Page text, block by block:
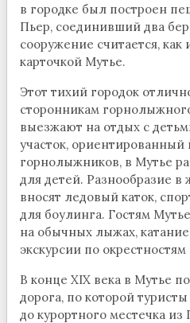
в городке был построен
Пьер, соединивший два
сооружение считается, как
карточкой Мутье.
Этот тихий городок
сторонникам
выезжают на отдых с
участок,
горнолыжников, в Мутье
для детей. Разнообразие
вносят ледовый каток,
для боулинга. Гостям
на обычных лыжах, катание
экскурсии по окрестностям
В конце XIX века в Мутье
дорога, по которой
до курортного местечка